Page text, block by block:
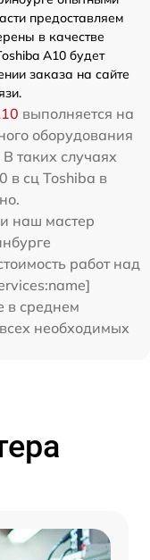
предоставляем
в качестве
A10 будет
заказа на сайте
выполняется на
оборудования
таких случаях
в сц Toshiba в
наш мастер
работ над
в среднем
необходимых